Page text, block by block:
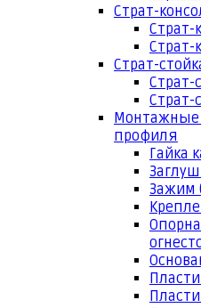
Страт-
Страт-
Страт-
Страт-
Страт-
Страт-
Монтажные
профиля
Гайка
Зажим